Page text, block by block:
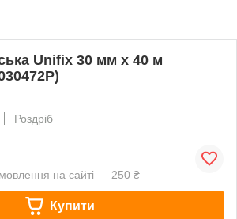
Unifix 30 мм x 40 м
Роздріб
на сайті — 250 ₴
Купити